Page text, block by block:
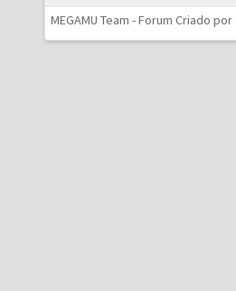
MEGAMU Team - Forum Criado por